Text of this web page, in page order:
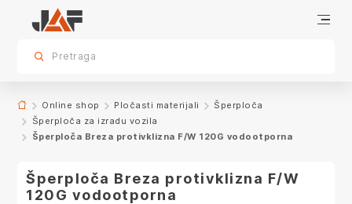
sr.skip-to.main-content
sr.skip-to.table-of-contents
sr.skip-to.main-navigation
Specifikacije
Pretraga
Online shop Pločasti materijali
Šperploča
Šperploča za izradu vozila
Šperploča Breza protivklizna F/W 120G vodootporna
Šperploča Breza protivklizna F/W
120G vodootporna